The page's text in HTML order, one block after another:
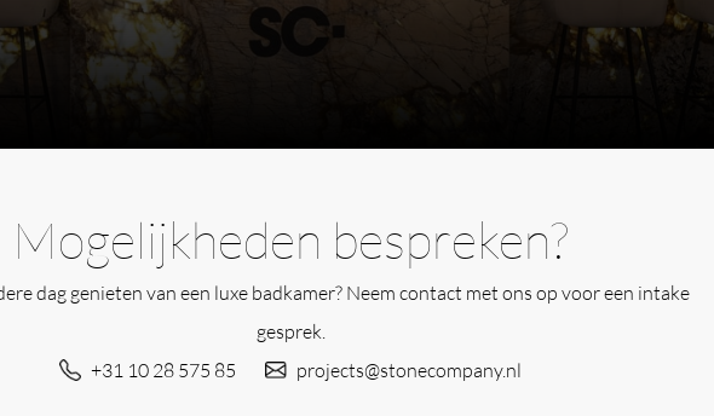
Mogelijkheden bespreken?
dag genieten van een luxe badkamer? Neem contact met ons op voor een intake
gesprek.
+31 10 28 575 85
projects@stonecompany.nl